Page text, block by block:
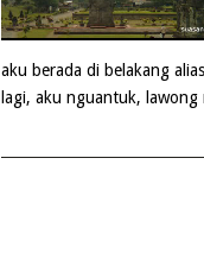
aku berada di belakang
lagi, aku nguantuk,